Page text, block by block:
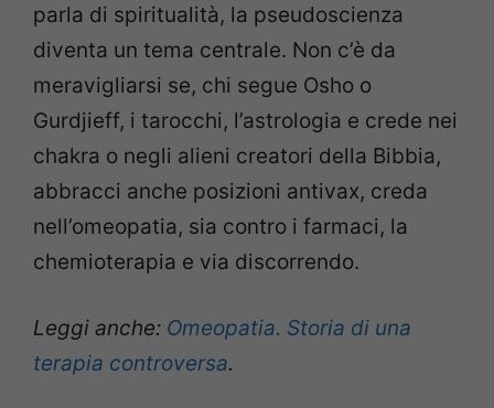
parla di spiritualità, la pseudoscienza
diventa un tema centrale. Non c’è da
meravigliarsi se, chi segue Osho o
Gurdjieff, i tarocchi, l’astrologia e crede nei
chakra o negli alieni creatori della Bibbia,
abbracci anche posizioni antivax, creda
nell’omeopatia, sia contro i farmaci, la
chemioterapia e via discorrendo.
Leggi anche: Omeopatia. Storia di una
terapia controversa.